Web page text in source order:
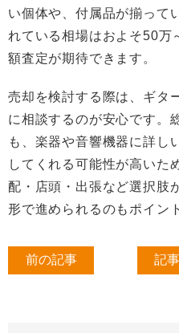
い個体や、付属品が揃って
れている相場はおよそ50万
額査定が期待できます。
売却を検討する際は、ギタ
に相談するのが安心です。
も、楽器や音響機器に詳し
してくれる可能性が高いた
配・店頭・出張など選択肢
形で進められるのもポイン
前の記事 記